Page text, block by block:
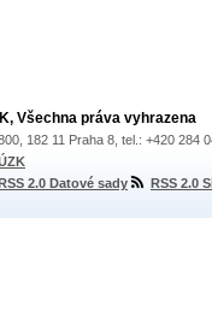
Všechna práva vyhrazena
182 11 Praha 8, tel.: +420 284
2.0 Datové sady RSS 2.0